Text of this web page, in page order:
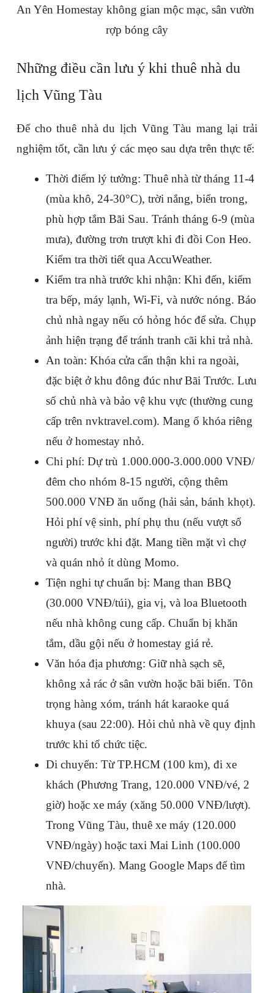
An Yên Homestay không gian mộc mạc, sân vườn
rợp bóng cây
Những điều cần lưu ý khi thuê nhà du
lịch Vũng Tàu
Để cho thuê nhà du lịch Vũng Tàu mang lại trải
nghiệm tốt, cần lưu ý các mẹo sau dựa trên thực tế:
Thời điểm lý tưởng: Thuê nhà từ tháng 11-4
(mùa khô, 24-30°C), trời nắng, biển trong,
phù hợp tắm Bãi Sau. Tránh tháng 6-9 (mùa
mưa), đường trơn trượt khi đi đồi Con Heo.
Kiểm tra thời tiết qua AccuWeather.
Kiểm tra nhà trước khi nhận: Khi đến, kiểm
tra bếp, máy lạnh, Wi-Fi, và nước nóng. Báo
chủ nhà ngay nếu có hỏng hóc để sửa. Chụp
ảnh hiện trạng để tránh tranh cãi khi trả nhà.
An toàn: Khóa cửa cẩn thận khi ra ngoài,
đặc biệt ở khu đông đúc như Bãi Trước. Lưu
số chủ nhà và bảo vệ khu vực (thường cung
cấp trên nvktravel.com). Mang ổ khóa riêng
nếu ở homestay nhỏ.
Chi phí: Dự trù 1.000.000-3.000.000 VNĐ/
đêm cho nhóm 8-15 người, cộng thêm
500.000 VNĐ ăn uống (hải sản, bánh khọt).
Hỏi phí vệ sinh, phí phụ thu (nếu vượt số
người) trước khi đặt. Mang tiền mặt vì chợ
và quán nhỏ ít dùng Momo.
Tiện nghi tự chuẩn bị: Mang than BBQ
(30.000 VNĐ/túi), gia vị, và loa Bluetooth
nếu nhà không cung cấp. Chuẩn bị khăn
tắm, dầu gội nếu ở homestay giá rẻ.
Văn hóa địa phương: Giữ nhà sạch sẽ,
không xả rác ở sân vườn hoặc bãi biển. Tôn
trọng hàng xóm, tránh hát karaoke quá
khuya (sau 22:00). Hỏi chủ nhà về quy định
trước khi tổ chức tiệc.
Di chuyển: Từ TP.HCM (100 km), đi xe
khách (Phương Trang, 120.000 VNĐ/vé, 2
giờ) hoặc xe máy (xăng 50.000 VNĐ/lượt).
Trong Vũng Tàu, thuê xe máy (120.000
VNĐ/ngày) hoặc taxi Mai Linh (100.000
VNĐ/chuyến). Mang Google Maps để tìm
nhà.